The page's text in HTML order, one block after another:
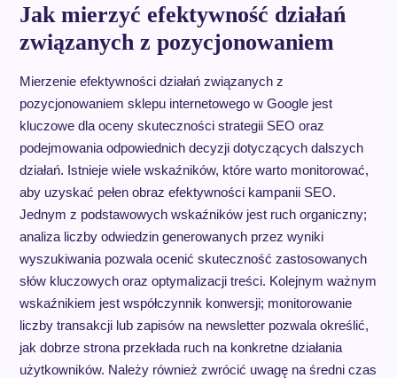
Jak mierzyć efektywność działań
związanych z pozycjonowaniem
Mierzenie efektywności działań związanych z
pozycjonowaniem sklepu internetowego w Google jest
kluczowe dla oceny skuteczności strategii SEO oraz
podejmowania odpowiednich decyzji dotyczących dalszych
działań. Istnieje wiele wskaźników, które warto monitorować,
aby uzyskać pełen obraz efektywności kampanii SEO.
Jednym z podstawowych wskaźników jest ruch organiczny;
analiza liczby odwiedzin generowanych przez wyniki
wyszukiwania pozwala ocenić skuteczność zastosowanych
słów kluczowych oraz optymalizacji treści. Kolejnym ważnym
wskaźnikiem jest współczynnik konwersji; monitorowanie
liczby transakcji lub zapisów na newsletter pozwala określić,
jak dobrze strona przekłada ruch na konkretne działania
użytkowników. Należy również zwrócić uwagę na średni czas